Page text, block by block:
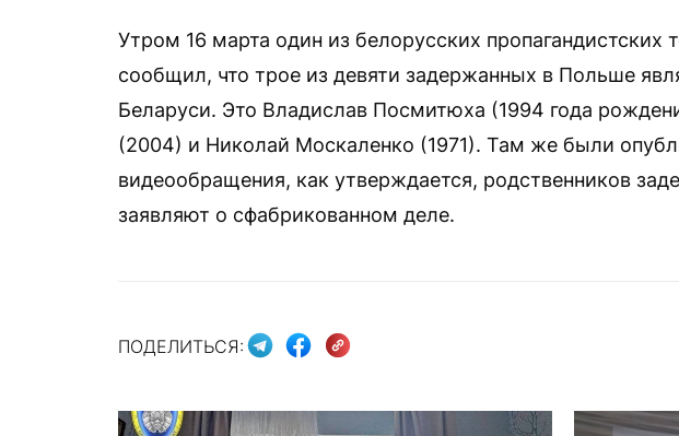
Утром 16 марта один из белорусских пропагандистских
сообщил, что трое из девяти задержанных в Польше
Беларуси. Это Владислав Посмитюха (1994 года
(2004) и Николай Москаленко (1971). Там же были
видеообращения, как утверждается, родственников
заявляют о сфабрикованном деле.
ПОДЕЛИТЬСЯ: